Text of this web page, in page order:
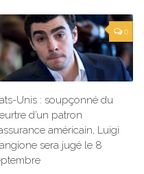
0
Unis : soupçonné du
d’un patron
américain, Luigi
sera jugé le 8